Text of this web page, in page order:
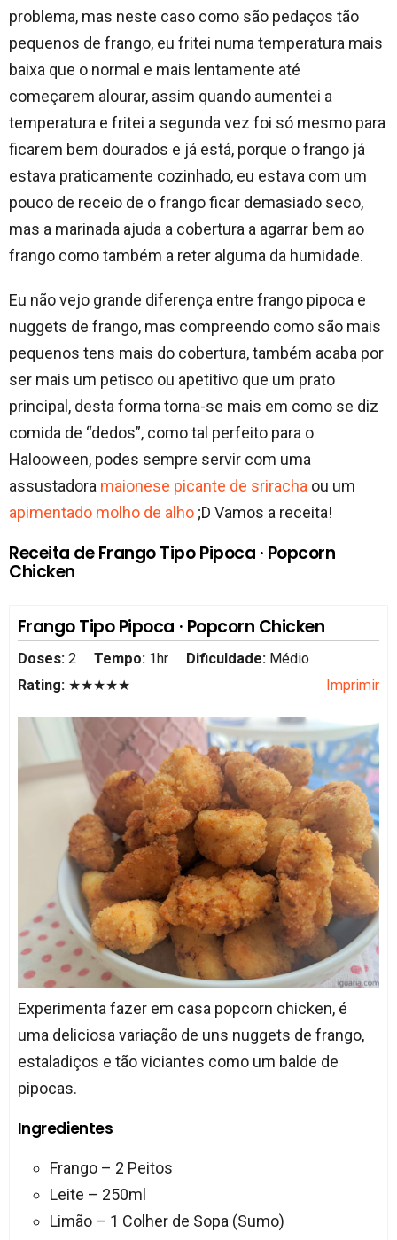
problema, mas neste caso como são pedaços tão
pequenos de frango, eu fritei numa temperatura mais
baixa que o normal e mais lentamente até
começarem alourar, assim quando aumentei a
temperatura e fritei a segunda vez foi só mesmo para
ficarem bem dourados e já está, porque o frango já
estava praticamente cozinhado, eu estava com um
pouco de receio de o frango ficar demasiado seco,
mas a marinada ajuda a cobertura a agarrar bem ao
frango como também a reter alguma da humidade.
Eu não vejo grande diferença entre frango pipoca e
nuggets de frango, mas compreendo como são mais
pequenos tens mais do cobertura, também acaba por
ser mais um petisco ou apetitivo que um prato
principal, desta forma torna-se mais em como se diz
comida de “dedos”, como tal perfeito para o
Halooween, podes sempre servir com uma
assustadora maionese picante de sriracha ou um
apimentado molho de alho ;D Vamos a receita!
Receita de Frango Tipo Pipoca · Popcorn
Chicken
Frango Tipo Pipoca · Popcorn Chicken
Doses: 2 Tempo: 1hr Dificuldade: Médio
Rating: ★★★★★ Imprimir
Experimenta fazer em casa popcorn chicken, é
uma deliciosa variação de uns nuggets de frango,
estaladiços e tão viciantes como um balde de
pipocas.
Ingredientes
Frango – 2 Peitos
Leite – 250ml
Limão – 1 Colher de Sopa (Sumo)